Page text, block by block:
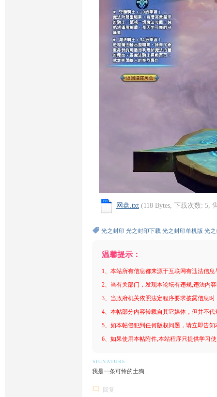
网盘.txt (118 Bytes, 下载次数: 5,
光之封印 光之封印下载 光之封印单机版 光
温馨提示：
1、本站所有信息都来源于互联网有违法信
2、当有关部门，发现本论坛有违规,违法内
3、当政府机关依照法定程序要求披露信息
4、本帖部分内容转载自其它媒体，但并不
5、如本帖侵犯到任何版权问题，请立即告
6、如果使用本帖附件,本站程序只提供学习
我是一条可怜的土狗...
回复